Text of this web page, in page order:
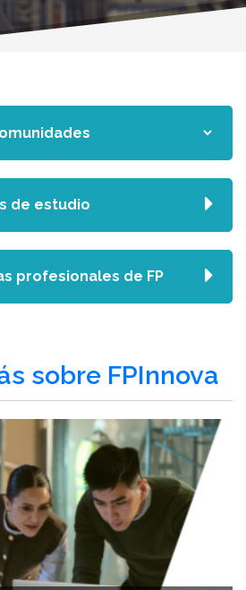
sobre FPInnova
de estudio
profesionales de FP